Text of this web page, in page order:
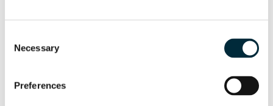
Selection
Necessary
Preferences